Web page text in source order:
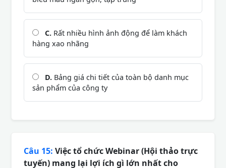
C. Rất nhiều hình ảnh động để làm khách
hàng xao nhãng
D. Bảng giá chi tiết của toàn bộ danh mục
sản phẩm của công ty
Câu 15: Việc tổ chức Webinar (Hội thảo trực
tuyến) mang lại lợi ích gì lớn nhất cho